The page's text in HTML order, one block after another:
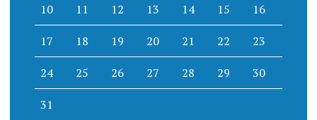
10 11 12 13 14 15 16
17 18 19 20 21 22 23
24 25 26 27 28 29 30
31